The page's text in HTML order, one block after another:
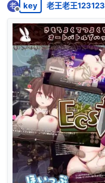
老
离线
key 老王老王123123